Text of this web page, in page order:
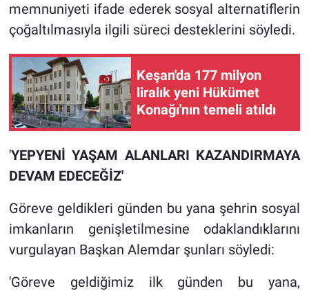
memnuniyeti ifade ederek sosyal alternatiflerin
çoğaltılmasıyla ilgili süreci desteklerini söyledi.
Keşan'da 177 milyon
liralık yeni Hükümet
Konağı'nın temeli atıldı
'YEPYENİ YAŞAM ALANLARI KAZANDIRMAYA
DEVAM EDECEĞİZ'
Göreve geldikleri günden bu yana şehrin sosyal
imkanların genişletilmesine odaklandıklarını
vurgulayan Başkan Alemdar şunları söyledi:
'Göreve geldiğimiz ilk günden bu yana,